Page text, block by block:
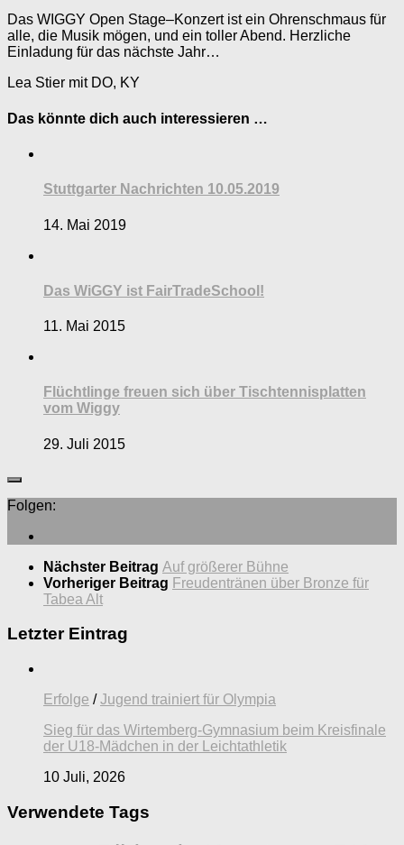
Das WIGGY Open Stage–Konzert ist ein Ohrenschmaus für
alle, die Musik mögen, und ein toller Abend. Herzliche
Einladung für das nächste Jahr…
Lea Stier mit DO, KY
Das könnte dich auch interessieren …
Stuttgarter Nachrichten 10.05.2019
14. Mai 2019
Das WiGGY ist FairTradeSchool!
11. Mai 2015
Flüchtlinge freuen sich über Tischtennisplatten
vom Wiggy
29. Juli 2015
Folgen:
Nächster Beitrag Auf größerer Bühne
Vorheriger Beitrag Freudentränen über Bronze für
Tabea Alt
Letzter Eintrag
Erfolge /Jugend trainiert für Olympia
Sieg für das Wirtemberg-Gymnasium beim Kreisfinale
der U18-Mädchen in der Leichtathletik
10 Juli, 2026
Verwendete Tags